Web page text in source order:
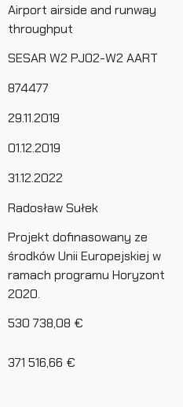
Airport airside and runway
throughput
SESAR W2 PJ02-W2 AART
874477
29.11.2019
01.12.2019
31.12.2022
Radosław Sułek
Projekt dofinasowany ze
środków Unii Europejskiej w
ramach programu Horyzont
2020.
530 738,08 €
371 516,66 €